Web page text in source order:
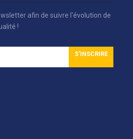
afin de suivre l'évolution de
!
S'INSCRIRE